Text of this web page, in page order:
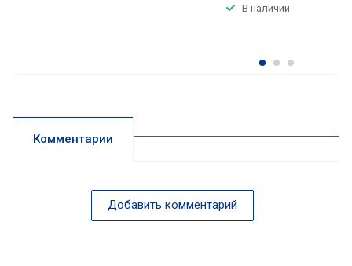
В наличии
Комментарии
Добавить комментарий